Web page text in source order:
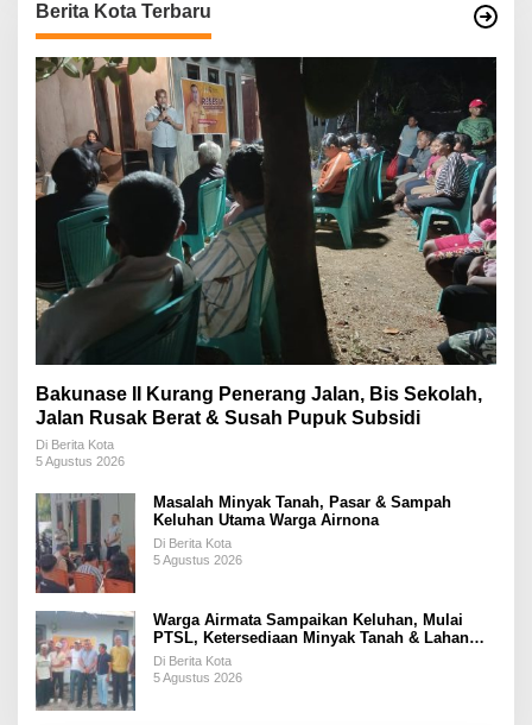
Berita Kota Terbaru
Bakunase II Kurang Penerang Jalan, Bis Sekolah,
Jalan Rusak Berat & Susah Pupuk Subsidi
Di Berita Kota
5 Agustus 2026
Masalah Minyak Tanah, Pasar & Sampah
Keluhan Utama Warga Airnona
Di Berita Kota
5 Agustus 2026
Warga Airmata Sampaikan Keluhan, Mulai
PTSL, Ketersediaan Minyak Tanah & Lahan
Pemakaman
Di Berita Kota
5 Agustus 2026